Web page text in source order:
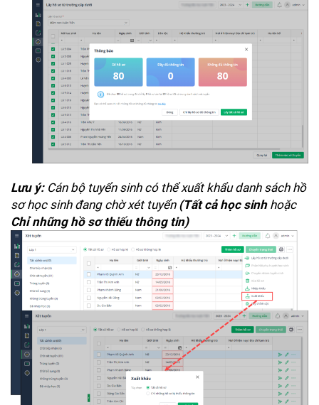
Lưu ý: Cán bộ tuyển sinh có thể xuất khẩu danh sách hồ
sơ học sinh đang chờ xét tuyển(Tất cả học sinh hoặc
Chỉ những hồ sơ thiếu thông tin)